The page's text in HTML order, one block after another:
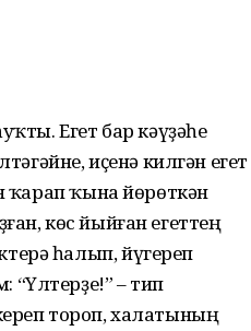
Егет бар кәүҙәһе
иҫенә килгән егет
ҡарап ҡына йөрөткән
көс йыйған егеттең
һалып, йүгереп
– тип
тороп, халатының